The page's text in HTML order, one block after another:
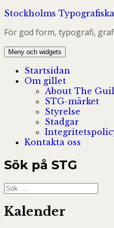
Hoppa
innehåll
Stockholms
För god form, typografi,
Meny och widgets
Startsidan
Om gillet
About The
STG-märket
Styrelse
Stadgar
Kontakta oss
Sök på STG
Sök
efter:
Kalender